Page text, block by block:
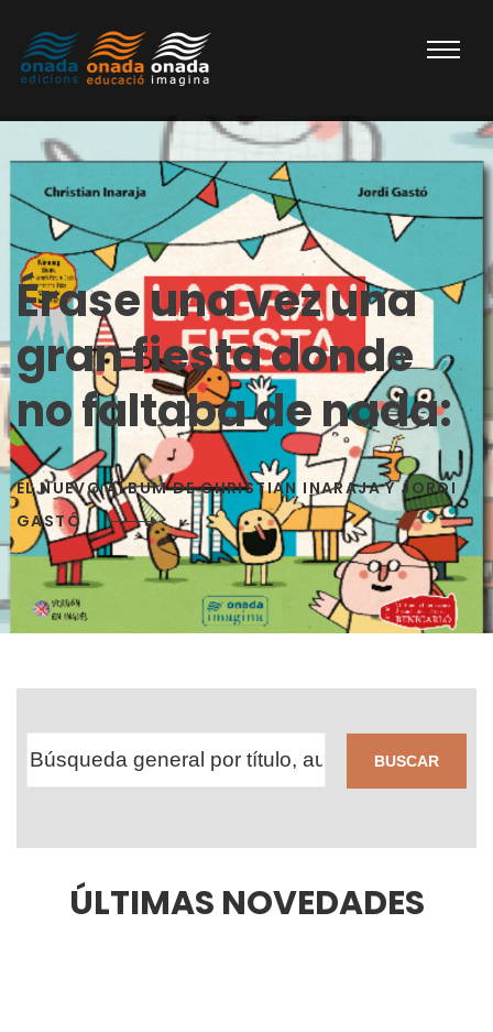
Érase una vez una
gran fiesta donde
no faltaba de nada:
EL NUEVO ÁLBUM DE CHRISTIAN INARAJA Y JORDI
GASTÓ
BUSCAR
ÚLTIMAS NOVEDADES